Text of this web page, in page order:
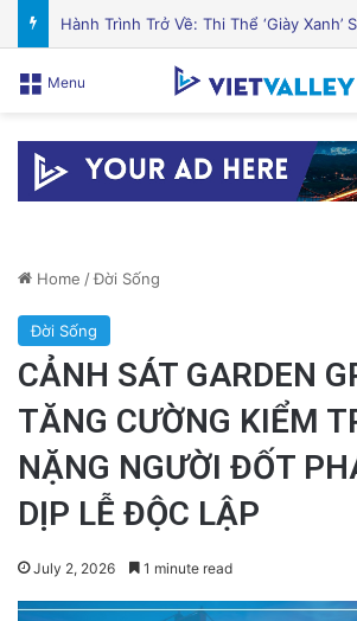
Cá hồi nướng gia vị Địa Trung Hải thơm
Menu
Home /Đời Sống
Đời Sống
CẢNH SÁT GARDEN
TĂNG CƯỜNG KIỂM
NẶNG NGƯỜI ĐỐT
DỊP LỄ ĐỘC LẬP
July 2, 2026 1 minute read